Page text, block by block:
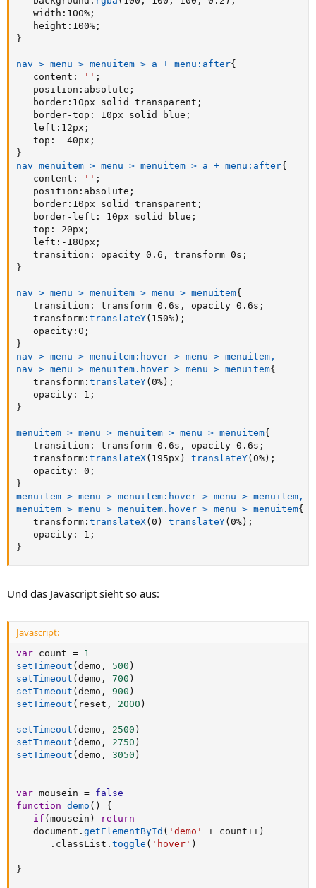
width : 100% ;
height : 100% ;
}
nav > menu > menuitem > a + menu:after{
content : '' ;
position : absolute ;
border : 10px solid transparent ;
border-top : 10px solid blue ;
left : 12px ;
top : -40px ;
}
nav menuitem > menu > menuitem > a + menu:after{
content : '' ;
position : absolute ;
border : 10px solid transparent ;
border-left : 10px solid blue ;
top : 20px ;
left : -180px ;
transition : opacity 0.6 , transform 0s ;
}
nav > menu > menuitem > menu > menuitem{
transition : transform 0.6s , opacity 0.6s ;
transform : translateY( 150% ) ;
opacity : 0 ;
}
nav > menu > menuitem:hover > menu > menuitem,
nav > menu > menuitem.hover > menu > menuitem{
transform : translateY( 0% ) ;
opacity : 1 ;
}
menuitem > menu > menuitem > menu > menuitem{
transition : transform 0.6s , opacity 0.6s ;
transform : translateX( 195px ) translateY( 0% ) ;
opacity : 0 ;
}
menuitem > menu > menuitem:hover > menu > menuitem,
menuitem > menu > menuitem.hover > menu > menuitem{
transform : translateX( 0 ) translateY( 0% ) ;
opacity : 1 ;
}
Und das Javascript sieht so aus:
Javascript:
var count = 1
setTimeout ( demo , 500 )
setTimeout ( demo , 700 )
setTimeout ( demo , 900 )
setTimeout ( reset , 2000 )
setTimeout ( demo , 2500 )
setTimeout ( demo , 2750 )
setTimeout ( demo , 3050 )
var mousein = false
function demo ( )
{
if ( mousein )
return
   document
. getElementById ( 'demo' + count++ )
. classList . toggle ( 'hover' )
}